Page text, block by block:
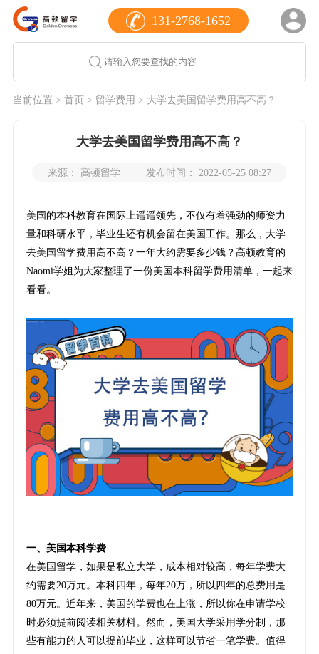
131-2768-1652
当前位置 > 首页 > 留学费用 > 大学去美国留学费用高不高？
大学去美国留学费用高不高？
来源： 高顿留学 发布时间： 2022-05-25 08:27
美国的本科教育在国际上遥遥领先，不仅有着强劲的师资力
量和科研水平，毕业生还有机会留在美国工作。那么，大学
去美国留学费用高不高？一年大约需要多少钱？高顿教育的
Naomi学姐为大家整理了一份美国本科留学费用清单，一起来
看看。
一、美国本科学费
在美国留学，如果是私立大学，成本相对较高，每年学费大
约需要20万元。本科四年，每年20万，所以四年的总费用是
80万元。近年来，美国的学费也在上涨，所以你在申请学校
时必须提前阅读相关材料。然而，美国大学采用学分制，那
些有能力的人可以提前毕业，这样可以节省一笔学费。值得